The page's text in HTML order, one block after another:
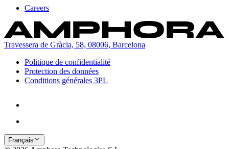
Careers
Travessera de Gràcia, 58, 08006, Barcelona
Politique de confidentialité
Protection des données
Conditions générales 3PL
Français